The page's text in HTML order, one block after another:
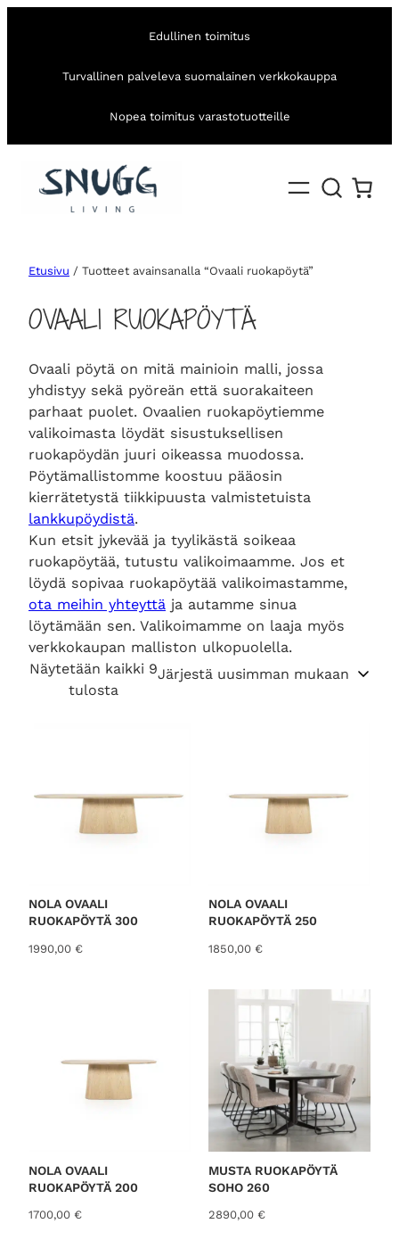
Edullinen toimitus
Turvallinen palveleva suomalainen verkkokauppa
Nopea toimitus varastotuotteille
Etusivu / Tuotteet avainsanalla “Ovaali ruokapöytä”
OVAALI RUOKAPÖYTÄ
Ovaali pöytä on mitä mainioin malli, jossa
yhdistyy sekä pyöreän että suorakaiteen
parhaat puolet. Ovaalien ruokapöytiemme
valikoimasta löydät sisustuksellisen
ruokapöydän juuri oikeassa muodossa.
Pöytämallistomme koostuu pääosin
kierrätetystä tiikkipuusta valmistetuista
lankkupöydistä.
Kun etsit jykevää ja tyylikästä soikeaa
ruokapöytää, tutustu valikoimaamme. Jos et
löydä sopivaa ruokapöytää valikoimastamme,
ota meihin yhteyttä ja autamme sinua
löytämään sen. Valikoimamme on laaja myös
verkkokaupan malliston ulkopuolella.
Näytetään kaikki 9
tulostaS
d
y
e
NOLA OVAALI
RUOKAPÖYTÄ 300
1990,00 €
NOLA OVAALI
RUOKAPÖYTÄ 250
1850,00 €
NOLA OVAALI
RUOKAPÖYTÄ 200
1700,00 €
MUSTA RUOKAPÖYTÄ
SOHO 260
2890,00 €